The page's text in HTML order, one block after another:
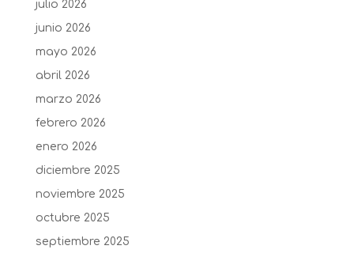
julio 2026
junio 2026
mayo 2026
abril 2026
marzo 2026
febrero 2026
enero 2026
diciembre 2025
noviembre 2025
octubre 2025
septiembre 2025